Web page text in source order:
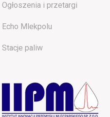
Ogłoszenia i przetargi
Echo Mlekpolu
Stacje paliw